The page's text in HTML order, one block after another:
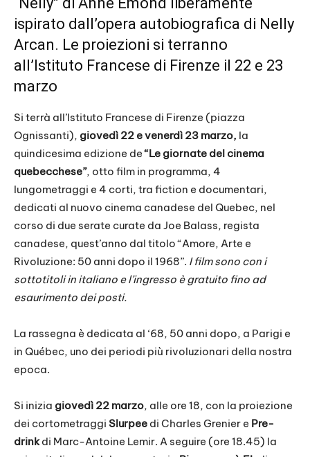
ispirato dall’opera autobiografica di Nelly
Arcan. Le proiezioni si terranno
all’Istituto Francese di Firenze il 22 e 23
marzo
Si terrà all’Istituto Francese di Firenze (piazza
Ognissanti), giovedì 22 e venerdì 23 marzo, la
quindicesima edizione de“Le giornate del cinema
quebecchese”, otto film in programma, 4
lungometraggi e 4 corti, tra fiction e documentari,
dedicati al nuovo cinema canadese del Quebec, nel
corso di due serate curate da Joe Balass, regista
canadese, quest’anno dal titolo “Amore, Arte e
Rivoluzione: 50 anni dopo il 1968”. I film sono con i
sottotitoli in italiano e l’ingresso è gratuito fino ad
esaurimento dei posti.
La rassegna è dedicata al ‘68, 50 anni dopo, a Parigi e
in Québec, uno dei periodi più rivoluzionari della nostra
epoca.
Si inizia giovedì 22 marzo, alle ore 18, con la proiezione
dei cortometraggi Slurpee di Charles Grenier e Pre-
drinkdi Marc-Antoine Lemir. A seguire (ore 18.45) la